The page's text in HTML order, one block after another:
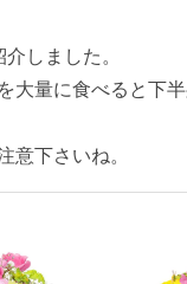
しました。
大量に食べると下
意下さいね。